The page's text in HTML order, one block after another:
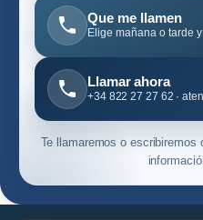
Que me llamen
Elige mañana o tarde
Llamar ahora
+34 822 27 27 62 ·
Te llamaremos o